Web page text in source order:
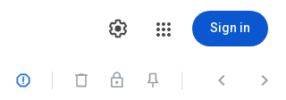
Sign in
  